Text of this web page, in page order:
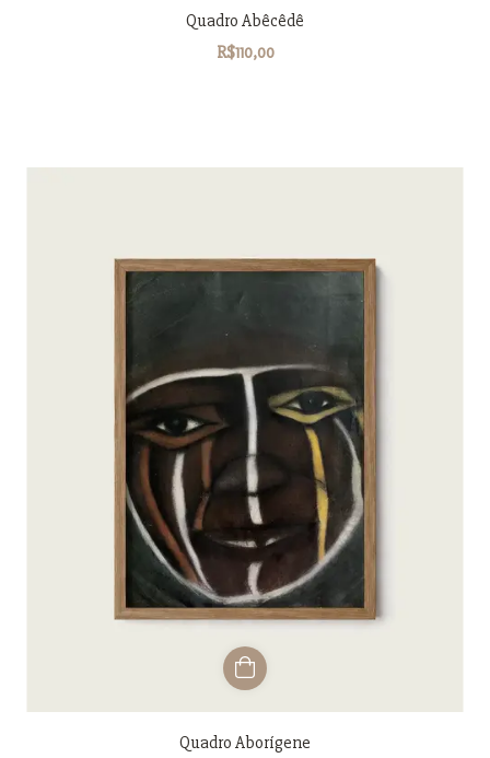
Quadro Abêcêdê
R$110,00
Quadro Aborígene